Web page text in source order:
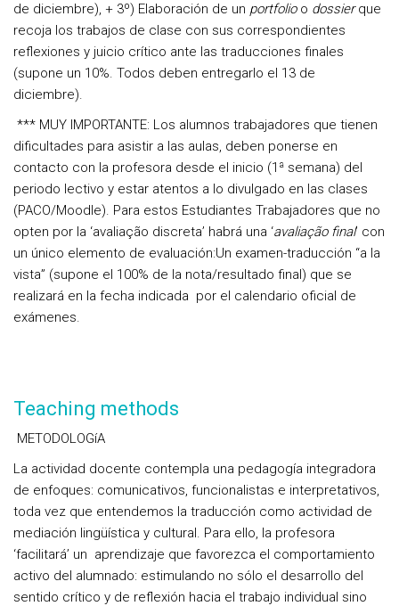
de diciembre), + 3º) Elaboración de un portfolioo dossierque
recoja los trabajos de clase con sus correspondientes
reflexiones y juicio crítico ante las traducciones finales
(supone un 10%. Todos deben entregarlo el 13 de
diciembre).
*** MUY IMPORTANTE: Los alumnos trabajadores que tienen
dificultades para asistir a las aulas, deben ponerse en
contacto con la profesora desde el inicio (1ª semana) del
periodo lectivo y estar atentos a lo divulgado en las clases
(PACO/Moodle). Para estos Estudiantes Trabajadores que no
opten por la ‘avaliação discreta’ habrá una ‘avaliação final’ con
un único elemento de evaluación:Un examen-traducción “a la
vista” (supone el 100% de la nota/resultado final) que se
realizará en la fecha indicada por el calendario oficial de
exámenes.
Teaching methods
METODOLOGíA
La actividad docente contempla una pedagogía integradora
de enfoques: comunicativos, funcionalistas e interpretativos,
toda vez que entendemos la traducción como actividad de
mediación lingüística y cultural. Para ello, la profesora
‘facilitará’ un aprendizaje que favorezca el comportamiento
activo del alumnado: estimulando no sólo el desarrollo del
sentido crítico y de reflexión hacia el trabajo individual sino